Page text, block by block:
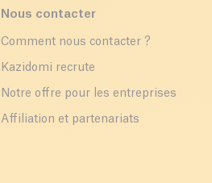
Nous contacter
Comment nous contacter ?
Kazidomi recrute
Notre offre pour les entreprises
Affiliation et partenariats